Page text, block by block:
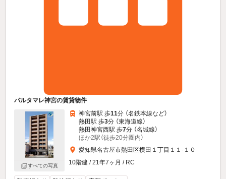
パルタマレ神宮の賃貸物件
すべての写真
神宮前駅 歩11分 （名鉄本線など）
熱田駅 歩3分 （東海道線）
熱田神宮西駅 歩7分 （名城線）
ほか2駅（徒歩20分圏内）
愛知県名古屋市熱田区横田１丁目１１-１０
10階建 / 21年7ヶ月 / RC